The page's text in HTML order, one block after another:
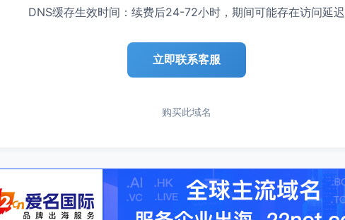
DNS缓存生效时间：续费后24-72小时，期间可能存在访问延迟
立即联系客服
购买此域名